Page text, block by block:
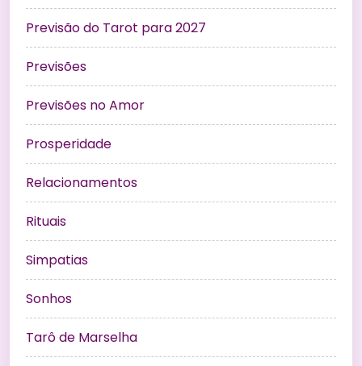
Previsão do Tarot para 2027
Previsões
Previsões no Amor
Prosperidade
Relacionamentos
Rituais
Simpatias
Sonhos
Tarô de Marselha